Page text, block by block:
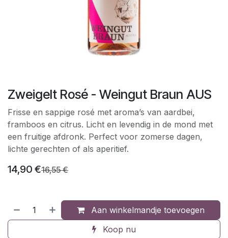
Zweigelt Rosé - Weingut Braun AUS
Frisse en sappige rosé met aroma’s van aardbei,
framboos en citrus. Licht en levendig in de mond met
een fruitige afdronk. Perfect voor zomerse dagen,
lichte gerechten of als aperitief.
14,90 €16,55€
Aan winkelmandje toevoegen
Koop nu